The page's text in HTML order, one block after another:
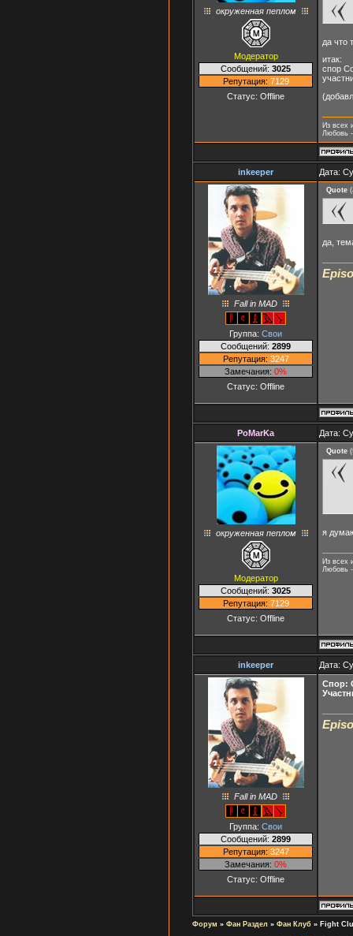
окруженная пеплом
Модератор
Сообщений: 3025
Репутация: 7129
Статус: Offline
да что
итак:
спор
Из всех
Любовь -
inkeeper Дата:
Fall in MAD
Группа: Свои
Сообщений: 2899
Репутация: 3247
Замечания: 0%
Статус: Offline
Quote (
да,
PoMarKa Дата:
окруженная пеплом
Модератор
Сообщений: 3025
Репутация: 7129
Статус: Offline
Quote (
я
Из всех
Любовь
inkeeper Дата:
Fall in MAD
Группа: Свои
Сообщений: 2899
Репутация: 3247
Замечания: 0%
Статус: Offline
Спор:
Форум » Фан Раздел » Фан Клуб » Fight